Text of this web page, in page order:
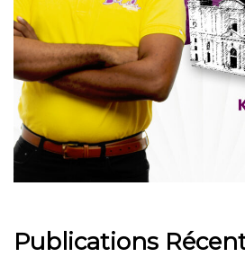
Publications